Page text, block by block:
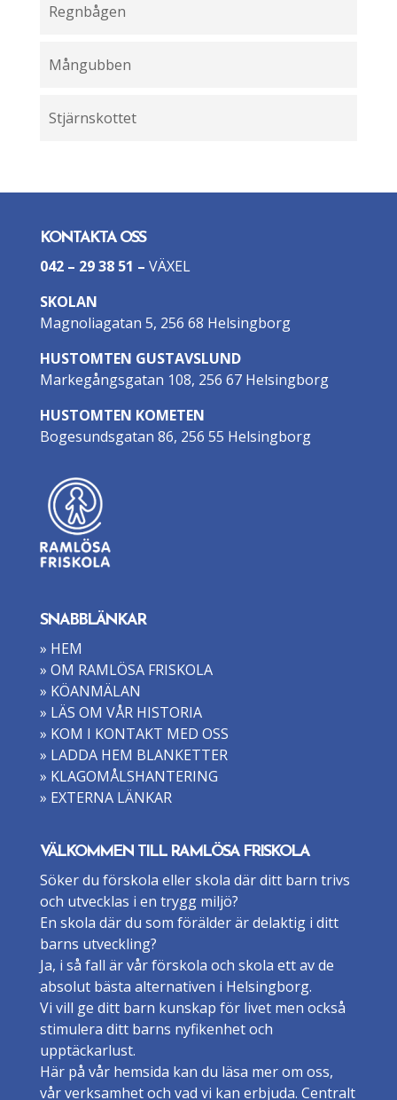
Regnbågen
Mångubben
Stjärnskottet
KONTAKTA OSS
042 – 29 38 51 – VÄXEL
SKOLAN
Magnoliagatan 5, 256 68 Helsingborg
HUSTOMTEN GUSTAVSLUND
Markegångsgatan 108, 256 67 Helsingborg
HUSTOMTEN KOMETEN
Bogesundsgatan 86, 256 55 Helsingborg
SNABBLÄNKAR
» HEM
» OM RAMLÖSA FRISKOLA
» KÖANMÄLAN
» LÄS OM VÅR HISTORIA
» KOM I KONTAKT MED OSS
» LADDA HEM BLANKETTER
» KLAGOMÅLSHANTERING
» EXTERNA LÄNKAR
VÄLKOMMEN TILL RAMLÖSA FRISKOLA
Söker du förskola eller skola där ditt barn trivs
och utvecklas i en trygg miljö?
En skola där du som förälder är delaktig i ditt
barns utveckling?
Ja, i så fall är vår förskola och skola ett av de
absolut bästa alternativen i Helsingborg.
Vi vill ge ditt barn kunskap för livet men också
stimulera ditt barns nyfikenhet och
upptäckarlust.
Här på vår hemsida kan du läsa mer om oss,
vår verksamhet och vad vi kan erbjuda. Centralt